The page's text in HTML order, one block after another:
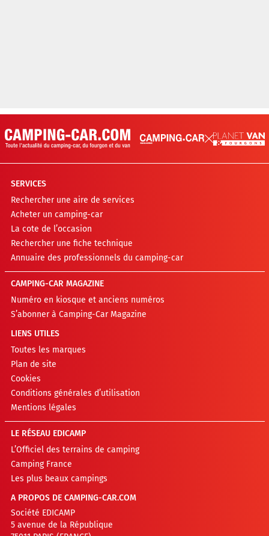
SERVICES
Rechercher une aire de services
Acheter un camping-car
La cote de l’occasion
Rechercher une fiche technique
Annuaire des professionnels du camping-car
CAMPING-CAR MAGAZINE
Numéro en kiosque et anciens numéros
S’abonner à Camping-Car Magazine
LIENS UTILES
Toutes les marques
Plan de site
Cookies
Conditions générales d’utilisation
Mentions légales
LE RÉSEAU EDICAMP
L’Officiel des terrains de camping
Camping France
Les plus beaux campings
A PROPOS DE CAMPING-CAR.COM
Société EDICAMP
5 avenue de la République